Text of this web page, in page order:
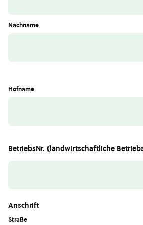
Nachname
Hofname
BetriebsNr. (landwirtschaftliche
Anschrift
Straße